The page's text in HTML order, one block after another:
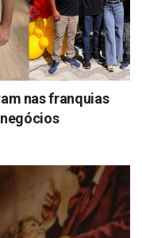
nas franquias